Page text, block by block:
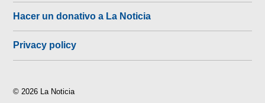
Hacer un donativo a La Noticia
Privacy policy
© 2026 La Noticia